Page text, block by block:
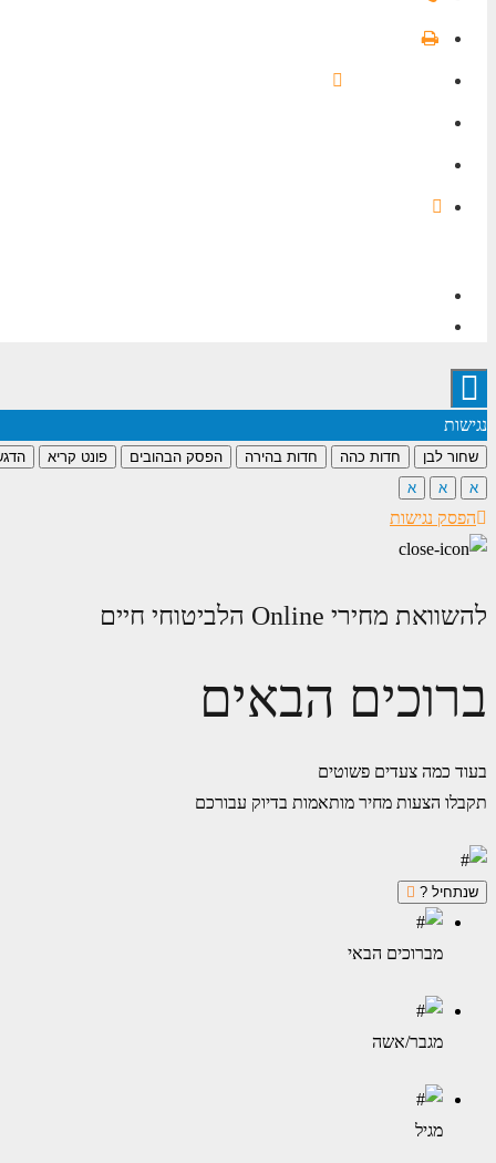
נגישות
שחור לבן חדות כהה חדות בהירה הפסק הבהובים פונט קריא
א
א א
הפסק נגישות
להשוואת מחירי Online הלביטוחי חיים
ברוכים הבאים
בעוד כמה צעדים פשוטים
תקבלו הצעות מחיר מותאמות בדיוק עבורכם
שנתחיל ?
מברוכים הבאי
מגבר/אשה
מגיל